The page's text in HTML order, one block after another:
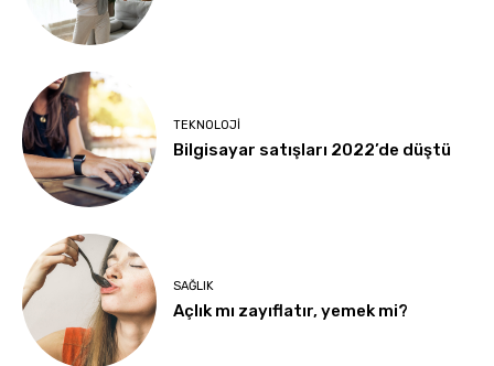
TEKNOLOJI
Bilgisayar satışları 2022’de düştü
SAĞLIK
Açlık mı zayıflatır, yemek mi?